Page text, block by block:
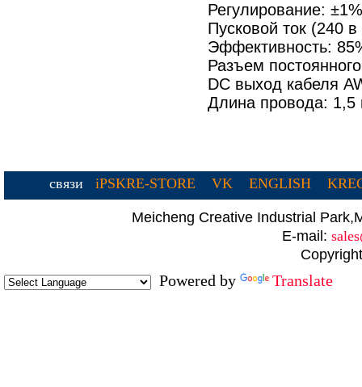
Регулирование:
Пусковой ток (240
Эффективность:
Разъем
DC выход кабеля
Длина провода: 1,5
связи iPSKRE-STORE VK ENGLISH
Meicheng Creative Industrial
E-mail:
Powered by Translate